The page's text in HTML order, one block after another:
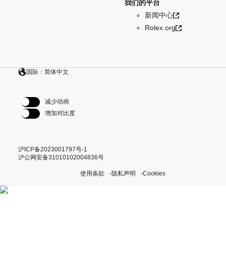
我们的平台
新闻中心
Rolex.org
国际：简体中文
减少动画
增加对比度
沪ICP备2023001797号-1
沪公网安备31010102004836号
使用条款 隐私声明 Cookies